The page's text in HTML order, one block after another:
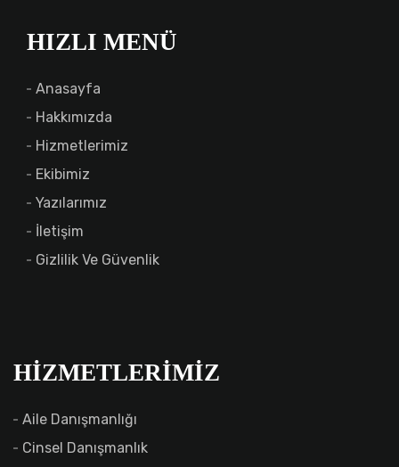
HIZLI MENÜ
Anasayfa
Hakkımızda
Hizmetlerimiz
Ekibimiz
Yazılarımız
İletişim
Gizlilik Ve Güvenlik
HIZMETLERIMIZ
Aile Danışmanlığı
Cinsel Danışmanlık